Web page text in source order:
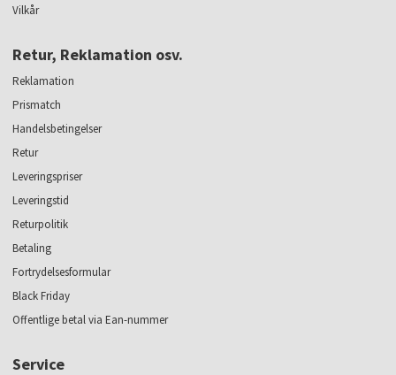
Vilkår
Retur, Reklamation osv.
Reklamation
Prismatch
Handelsbetingelser
Retur
Leveringspriser
Leveringstid
Returpolitik
Betaling
Fortrydelsesformular
Black Friday
Offentlige betal via Ean-nummer
Service